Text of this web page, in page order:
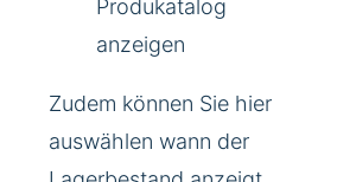
Produkatalog
anzeigen
Zudem können Sie hier
auswählen wann der